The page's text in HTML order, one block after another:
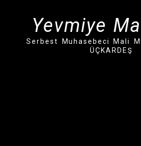
Yevmiye
Serbest Muhasebeci Mali
ÜÇKARDEŞ